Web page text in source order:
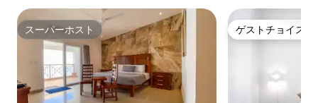
スーパーホスト
スーパーホスト ゲストチョイス
ゲストチョイス